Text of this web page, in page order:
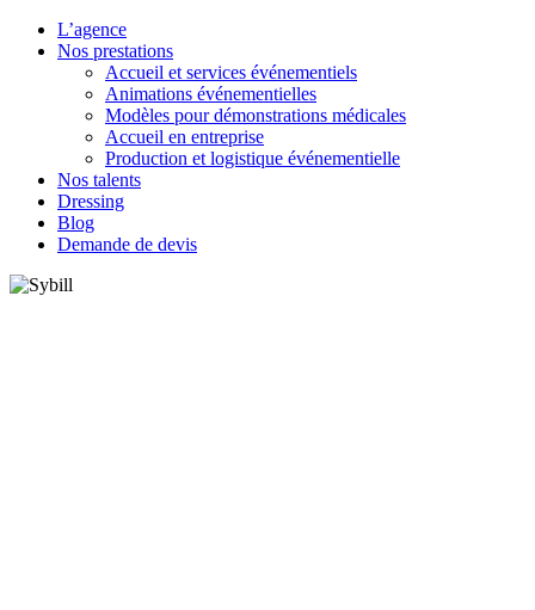
L’agence
Nos prestations
Accueil et services événementiels
Animations événementielles
Modèles pour démonstrations médicales
Accueil en entreprise
Production et logistique événementielle
Nos talents
Dressing
Blog
Demande de devis